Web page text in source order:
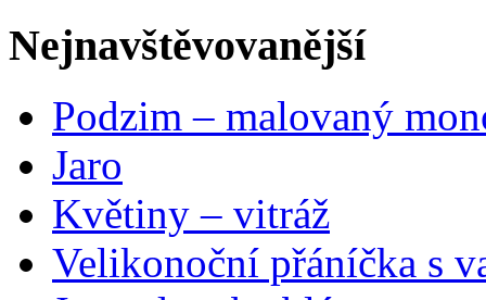
Nejnavštěvovanější
Podzim – malovaný
Jaro
Květiny – vitráž
Velikonoční přáníčka s